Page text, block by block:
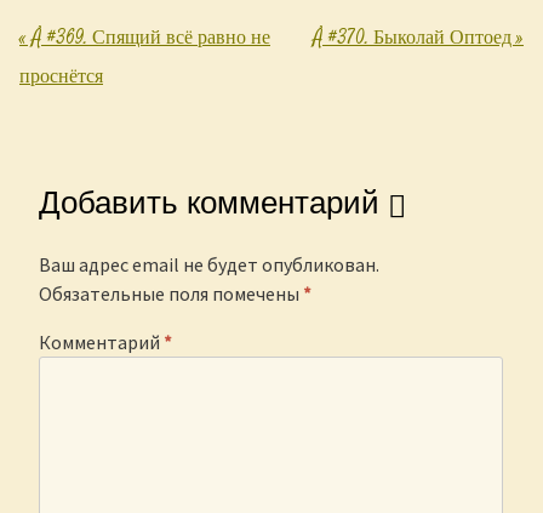
Post navigation
«Å #369. Спящий всё равно не
проснётся
Å #370. Быколай Оптоед»
Добавить комментарий
Ваш адрес email не будет опубликован.
Обязательные поля помечены *
Комментарий *